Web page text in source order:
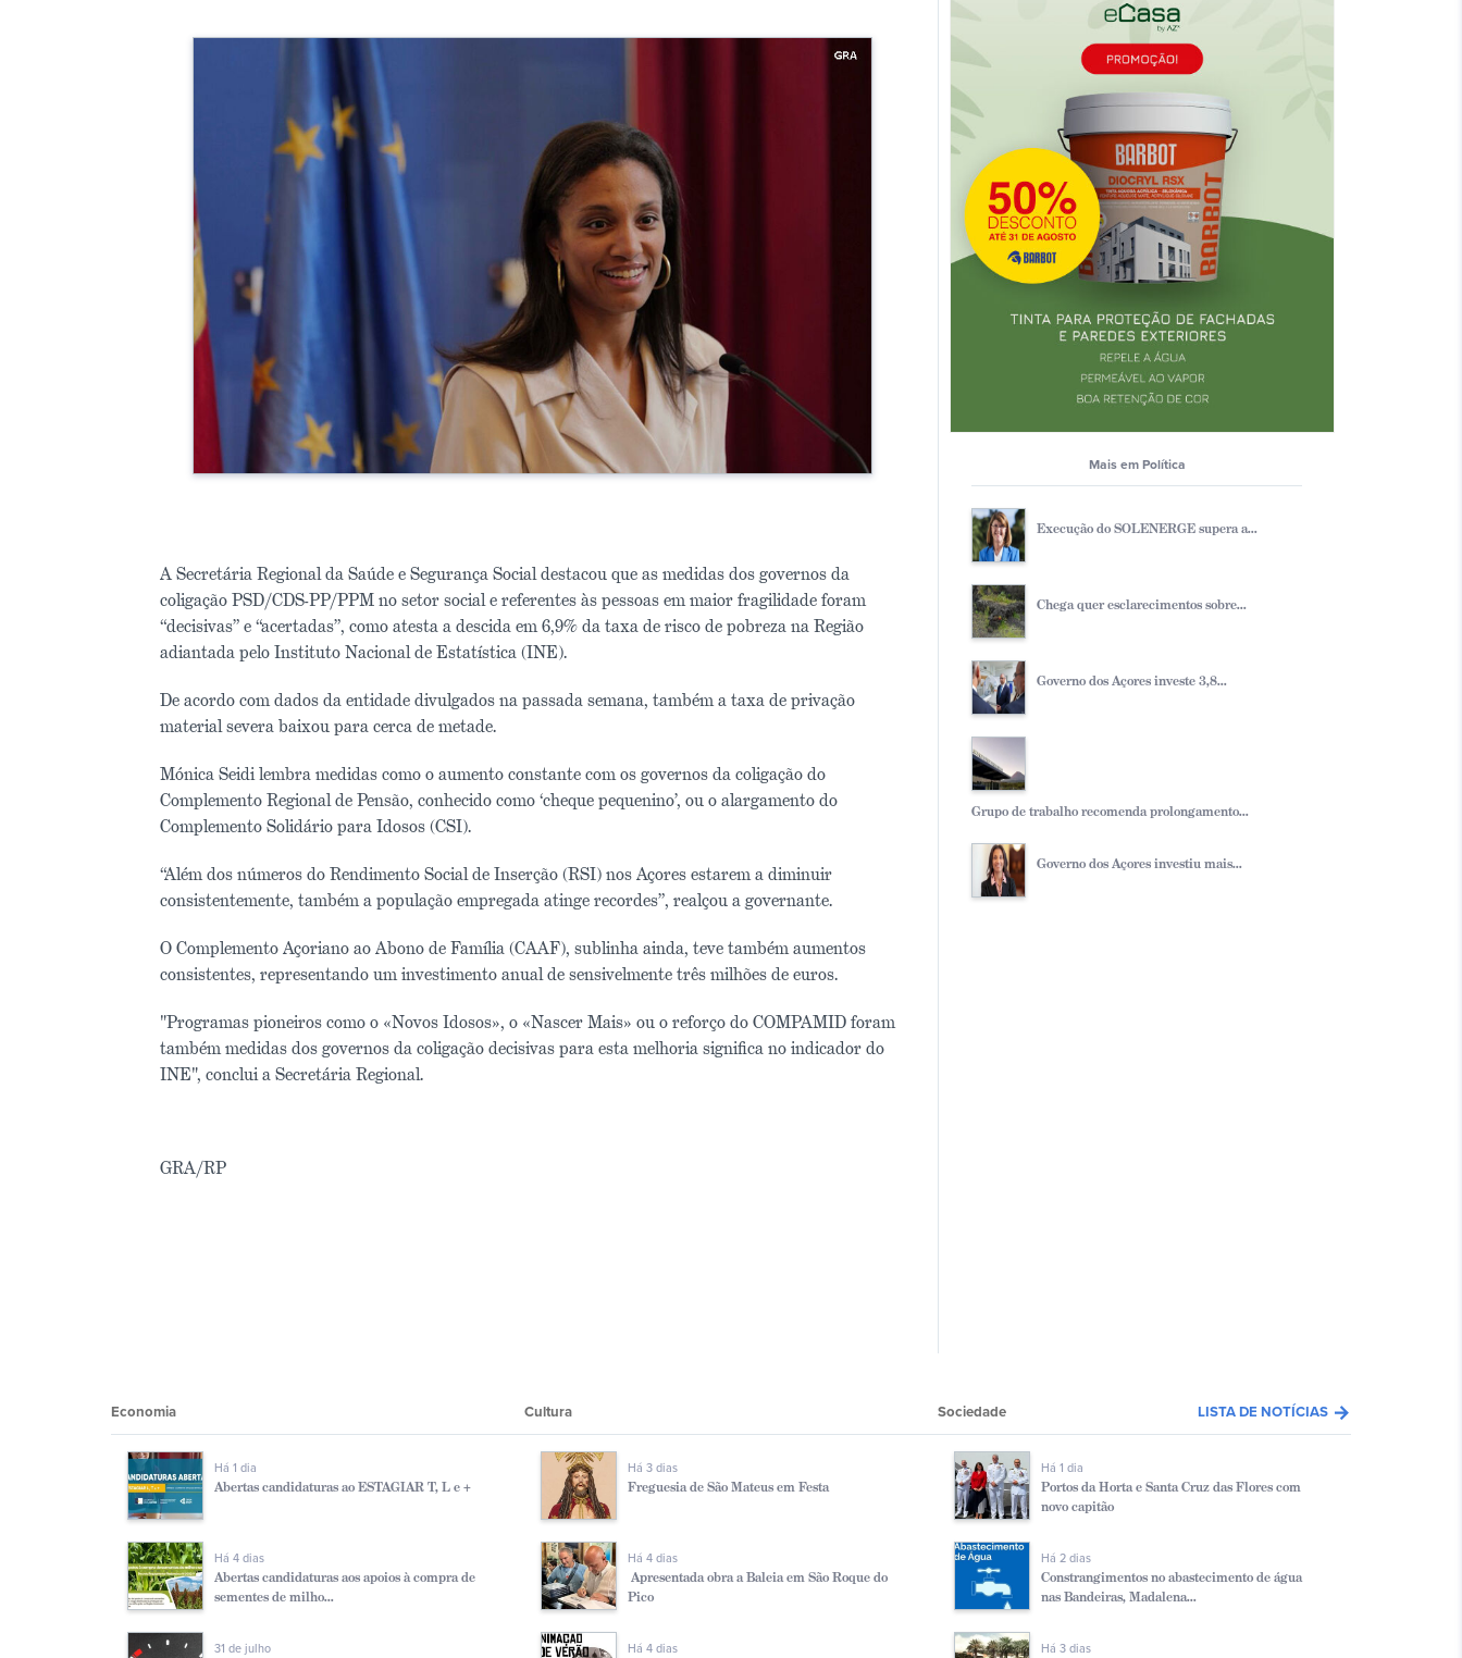
A Secretária Regional da Saúde e Segurança Social destacou que as medidas dos governos da
coligação PSD/CDS-PP/PPM no setor social e referentes às pessoas em maior fragilidade foram
“decisivas” e “acertadas”, como atesta a descida em 6,9% da taxa de risco de pobreza na Região
adiantada pelo Instituto Nacional de Estatística (INE).
De acordo com dados da entidade divulgados na passada semana, também a taxa de privação
material severa baixou para cerca de metade.
Mónica Seidi lembra medidas como o aumento constante com os governos da coligação do
Complemento Regional de Pensão, conhecido como ‘cheque pequenino’, ou o alargamento do
Complemento Solidário para Idosos (CSI).
“Além dos números do Rendimento Social de Inserção (RSI) nos Açores estarem a diminuir
consistentemente, também a população empregada atinge recordes”, realçou a governante.
O Complemento Açoriano ao Abono de Família (CAAF), sublinha ainda, teve também aumentos
consistentes, representando um investimento anual de sensivelmente três milhões de euros.
"Programas pioneiros como o «Novos Idosos», o «Nascer Mais» ou o reforço do COMPAMID foram
também medidas dos governos da coligação decisivas para esta melhoria significa no indicador do
INE", conclui a Secretária Regional.
GRA/RP
Mais em Polí­tica
Execução do SOLENERGE supera a...
Chega quer esclarecimentos sobre...
Governo dos Açores investe 3,8...
Grupo de trabalho recomenda prolongamento...
Governo dos Açores investiu mais...
Economia Cultura Sociedade LISTA DE NOTÍCIAS arrow_forward
Há 1 dia
Abertas candidaturas ao ESTAGIAR T, L e +
Há 4 dias
Abertas candidaturas aos apoios à compra de
sementes de milho...
31 de julho
Há 3 dias
Freguesia de São Mateus em Festa
Há 4 dias
Apresentada obra a Baleia em São Roque do
Pico
Há 4 dias
Há 1 dia
Portos da Horta e Santa Cruz das Flores com
novo capitão
Há 2 dias
Constrangimentos no abastecimento de água
nas Bandeiras, Madalena...
Há 3 dias